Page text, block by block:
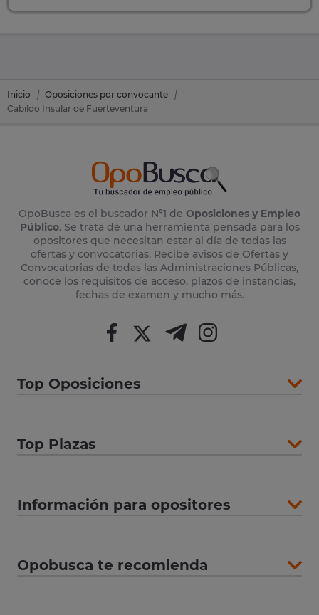
Inicio
Oposiciones por convocante
Cabildo Insular de Fuerteventura
OpoBusca es el buscador Nº1 de Oposiciones y Empleo
Público. Se trata de una herramienta pensada para los
opositores que necesitan estar al día de todas las
ofertas y convocatorias. Recibe avisos de Ofertas y
Convocatorias de todas las Administraciones Públicas,
conoce los requisitos de acceso, plazos de instancias,
fechas de examen y mucho más.
Top Oposiciones
Top Plazas
Información para opositores
Opobusca te recomienda